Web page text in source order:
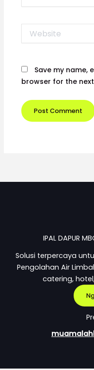
Website
Save my name,
browser for the
IPAL DAPUR
Solusi terpercaya
Pengolahan Air
catering,